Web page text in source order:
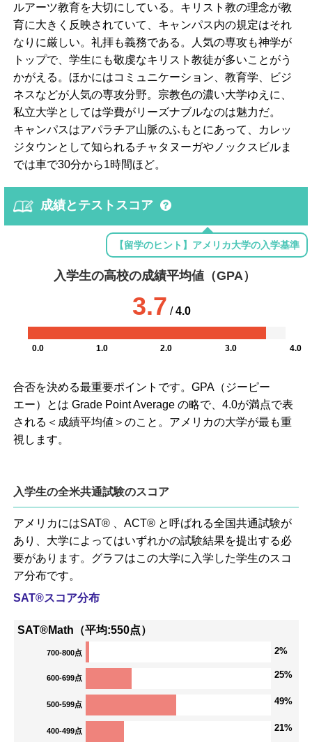
ルアーツ教育を大切にしている。キリスト教の理念が教
育に大きく反映されていて、キャンパス内の規定はそれ
なりに厳しい。礼拝も義務である。人気の専攻も神学が
トップで、学生にも敬虔なキリスト教徒が多いことがう
かがえる。ほかにはコミュニケーション、教育学、ビジ
ネスなどが人気の専攻分野。宗教色の濃い大学ゆえに、
私立大学としては学費がリーズナブルなのは魅力だ。
キャンパスはアパラチア山脈のふもとにあって、カレッ
ジタウンとして知られるチャタヌーガやノックスビルま
では車で30分から1時間ほど。
成績とテストスコア
【留学のヒント】アメリカ大学の入学基準
入学生の高校の成績平均値（GPA）
3.7 /4.0
0.0 1.0 2.0 3.0 4.0
合否を決める最重要ポイントです。GPA（ジーピー
エー）とは Grade Point Average の略で、4.0が満点で表
される＜成績平均値＞のこと。アメリカの大学が最も重
視します。
入学生の全米共通試験のスコア
アメリカにはSAT® 、ACT® と呼ばれる全国共通試験が
あり、大学によってはいずれかの試験結果を提出する必
要があります。グラフはこの大学に入学した学生のスコ
ア分布です。
SAT®スコア分布
SAT®Math（平均:550点）
700-800点 2%
600-699点 25%
500-599点 49%
400-499点 21%